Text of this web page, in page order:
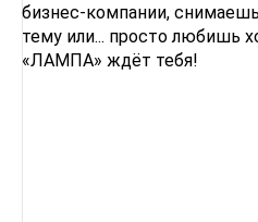
бизнес-компании,
тему или... просто любишь
«ЛАМПА» ждёт тебя!